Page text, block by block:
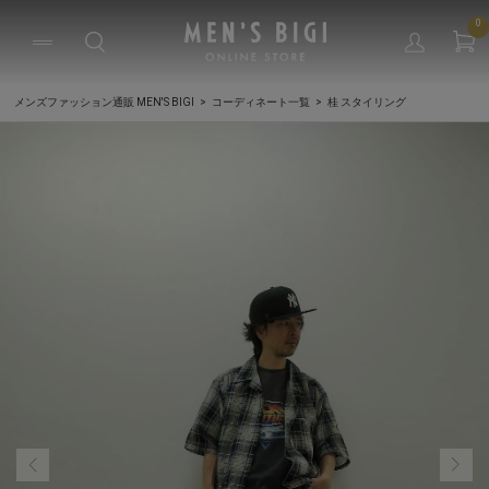
0
メンズファッション通販 MEN'S BIGI コーディネート一覧 桂 スタイリング